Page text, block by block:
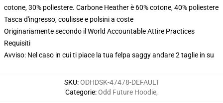
cotone, 30% poliestere. Carbone Heather è 60% cotone, 40% poliestere
Tasca d'ingresso, coulisse e polsini a coste
Originariamente secondo il World Accountable Attire Practices
Requisiti
Avviso: Nel caso in cui ti piace la tua felpa saggy andare 2 taglie in su
SKU:ODHDSK-47478-DEFAULT
Categorie:Odd Future Hoodie,